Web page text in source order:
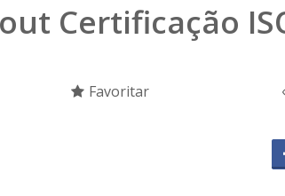
Certificação
Favoritar